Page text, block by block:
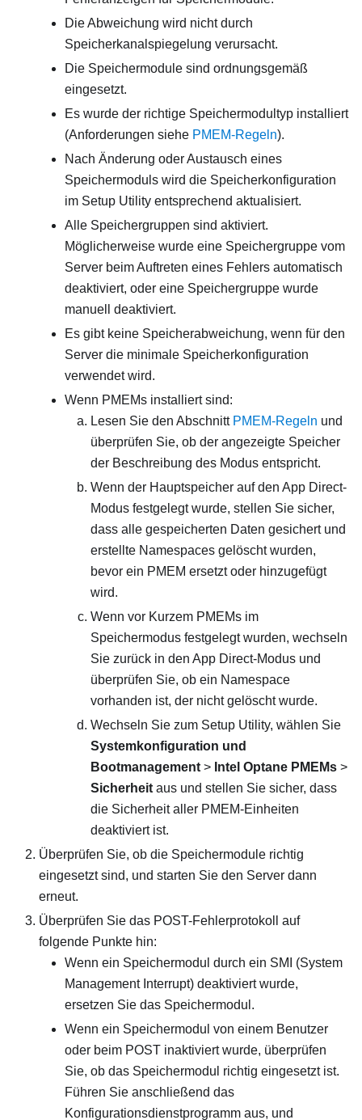
Die Abweichung wird nicht durch
Speicherkanalspiegelung verursacht.
Die Speichermodule sind ordnungsgemäß
eingesetzt.
Es wurde der richtige Speichermodultyp installiert
(Anforderungen siehe PMEM-Regeln).
Nach Änderung oder Austausch eines
Speichermoduls wird die Speicherkonfiguration
im Setup Utility entsprechend aktualisiert.
Alle Speichergruppen sind aktiviert.
Möglicherweise wurde eine Speichergruppe vom
Server beim Auftreten eines Fehlers automatisch
deaktiviert, oder eine Speichergruppe wurde
manuell deaktiviert.
Es gibt keine Speicherabweichung, wenn für den
Server die minimale Speicherkonfiguration
verwendet wird.
Wenn PMEMs installiert sind:
Lesen Sie den Abschnitt PMEM-Regeln und
überprüfen Sie, ob der angezeigte Speicher
der Beschreibung des Modus entspricht.
Wenn der Hauptspeicher auf den App Direct-
Modus festgelegt wurde, stellen Sie sicher,
dass alle gespeicherten Daten gesichert und
erstellte Namespaces gelöscht wurden,
bevor ein PMEM ersetzt oder hinzugefügt
wird.
Wenn vor Kurzem PMEMs im
Speichermodus festgelegt wurden, wechseln
Sie zurück in den App Direct-Modus und
überprüfen Sie, ob ein Namespace
vorhanden ist, der nicht gelöscht wurde.
Wechseln Sie zum Setup Utility, wählen Sie
Systemkonfiguration und
Bootmanagement> Intel Optane PMEMs >
Sicherheitaus und stellen Sie sicher, dass
die Sicherheit aller PMEM-Einheiten
deaktiviert ist.
Überprüfen Sie, ob die Speichermodule richtig
eingesetzt sind, und starten Sie den Server dann
erneut.
Überprüfen Sie das POST-Fehlerprotokoll auf
folgende Punkte hin:
Wenn ein Speichermodul durch ein SMI (System
Management Interrupt) deaktiviert wurde,
ersetzen Sie das Speichermodul.
Wenn ein Speichermodul von einem Benutzer
oder beim POST inaktiviert wurde, überprüfen
Sie, ob das Speichermodul richtig eingesetzt ist.
Führen Sie anschließend das
Konfigurationsdienstprogramm aus, und